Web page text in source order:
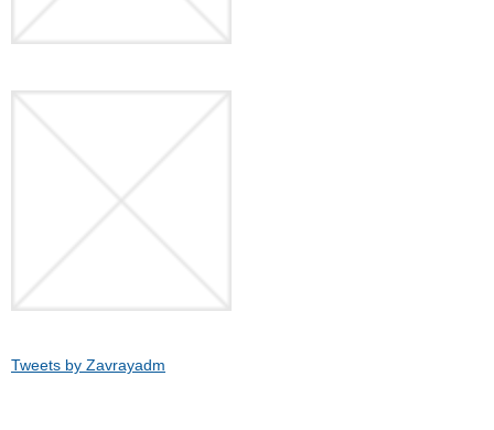
Tweets by Zavrayadm